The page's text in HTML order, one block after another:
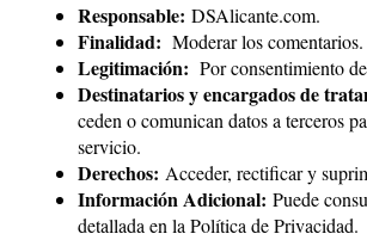
Responsable: DSAlicante.com.
Finalidad: Moderar los comentarios.
Legitimación: Por consentimiento
Destinatarios y encargados de
ceden o comunican datos a terceros
servicio.
Derechos: Acceder, rectificar y
Información Adicional: Puede
detallada en laPolítica de Privacidad.